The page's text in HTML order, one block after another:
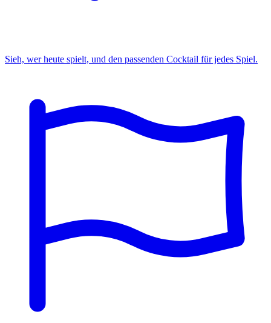
Sieh, wer heute spielt, und den passenden Cocktail für jedes Spiel.